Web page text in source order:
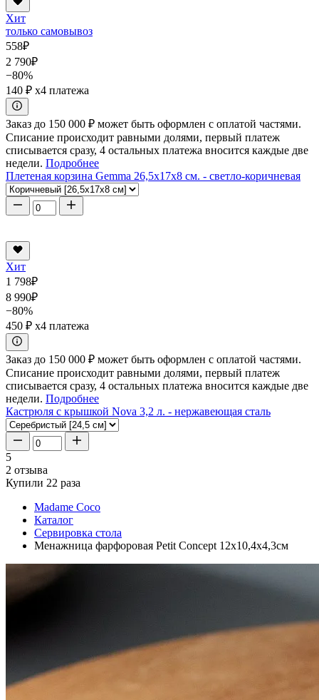
Хит
только самовывоз
558₽
2 790₽
−80%
140 ₽ x4 платежа
Заказ до 150 000 ₽ может быть оформлен с оплатой частями.
Списание происходит равными долями, первый платеж
списывается сразу, 4 остальных платежа вносится каждые две
недели. Подробнее
Плетеная корзина Gemma 26,5x17x8 см. - светло-коричневая
Хит
1 798₽
8 990₽
−80%
450 ₽ x4 платежа
Заказ до 150 000 ₽ может быть оформлен с оплатой частями.
Списание происходит равными долями, первый платеж
списывается сразу, 4 остальных платежа вносится каждые две
недели. Подробнее
Кастрюля с крышкой Nova 3,2 л. - нержавеющая сталь
5
2 отзыва
Купили 22 раза
Madame Coco
Каталог
Сервировка стола
Менажница фарфоровая Petit Concept 12x10,4x4,3см